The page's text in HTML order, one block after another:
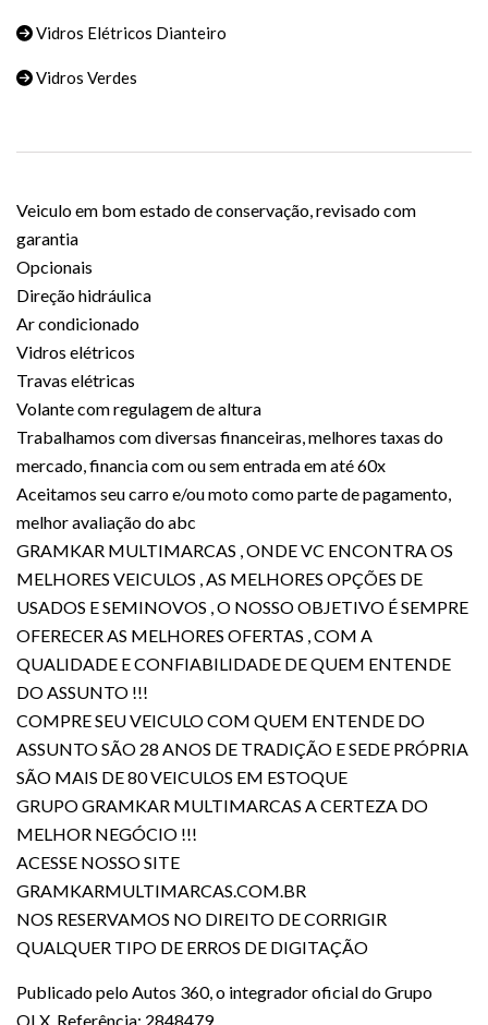
Vidros Elétricos Dianteiro
Vidros Verdes
Veiculo em bom estado de conservação, revisado com
garantia
Opcionais
Direção hidráulica
Ar condicionado
Vidros elétricos
Travas elétricas
Volante com regulagem de altura
Trabalhamos com diversas financeiras, melhores taxas do
mercado, financia com ou sem entrada em até 60x
Aceitamos seu carro e/ou moto como parte de pagamento,
melhor avaliação do abc
GRAMKAR MULTIMARCAS , ONDE VC ENCONTRA OS
MELHORES VEICULOS , AS MELHORES OPÇÕES DE
USADOS E SEMINOVOS , O NOSSO OBJETIVO É SEMPRE
OFERECER AS MELHORES OFERTAS , COM A
QUALIDADE E CONFIABILIDADE DE QUEM ENTENDE
DO ASSUNTO !!!
COMPRE SEU VEICULO COM QUEM ENTENDE DO
ASSUNTO SÃO 28 ANOS DE TRADIÇÃO E SEDE PRÓPRIA
SÃO MAIS DE 80 VEICULOS EM ESTOQUE
GRUPO GRAMKAR MULTIMARCAS A CERTEZA DO
MELHOR NEGÓCIO !!!
ACESSE NOSSO SITE
GRAMKARMULTIMARCAS.COM.BR
NOS RESERVAMOS NO DIREITO DE CORRIGIR
QUALQUER TIPO DE ERROS DE DIGITAÇÃO
Publicado pelo Autos 360, o integrador oficial do Grupo
OLX. Referência: 2848479